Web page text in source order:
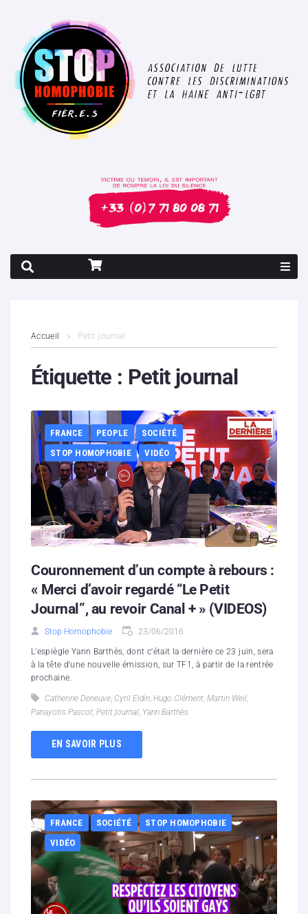
Contenus litigieux
Boutique
Partenaires
Contacts
Hébergement solidaire
Accueil Petit journal
Étiquette : Petit journal
FRANCE PEOPLE
SOCIÉTÉ
STOP HOMOPHOBIE
VIDÉO
Couronnement d’un compte à rebours :
« Merci d’avoir regardé “Le Petit
Journal”, au revoir Canal + » (VIDEOS)
Stop Homophobie 23/06/2016
L'espiègle Yann Barthès, dont c'était la dernière ce 23 juin, sera
à la tête d'une nouvelle émis­sion, sur TF1, à partir de la rentrée
prochaine.
Catherine Deneuve Cyril Eldin Hugo Clément Martin Weil
Panayotis Pascot Petit journal Yann Barthès
EN SAVOIR PLUS
FRANCE SOCIÉTÉ
STOP HOMOPHOBIE
VIDÉO